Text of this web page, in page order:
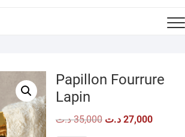
Papillon Fourrure
Lapin
35,000 د.ت
Le
27,000 د.ت
Le